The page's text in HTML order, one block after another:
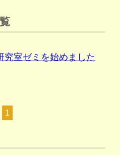
究室ゼミを始めました
1